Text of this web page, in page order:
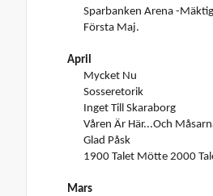
Sparbanken Arena -
Första Maj.
April
Mycket Nu
Sosseretorik
Inget Till Skaraborg
Våren Är Här...och
Glad Påsk
1900 Talet Mötte 2000
Mars